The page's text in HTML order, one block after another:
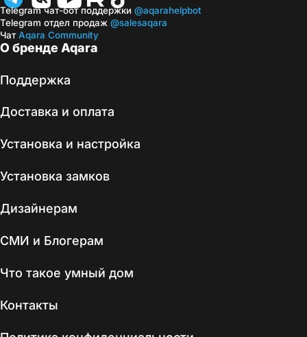
О бренде Aqara
Поддержка
Доставка и оплата
Установка и настройка
Установка замков
Дизайнерам
СМИ и Блогерам
Что такое умный дом
Контакты
Telegram чат-бот поддержки @aqarahelpbot
Telegram отдел продаж @salesaqara
ЧатAqara Community